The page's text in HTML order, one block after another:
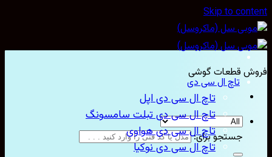
Skip to
قطعات گوشی
جستجو برای:
تاچ ال سی دی
تاچ ال سی دی اپل
تاچ ال سی دی تبلت سامسونگ
تاچ ال سی دی هواوی
تاچ ال سی دی نوکیا